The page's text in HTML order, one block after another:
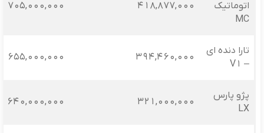
اتوماتیک
MC
418,877,000
705,000,000
تارا دنده ای
– V1
394,460,000
655,000,000
پژو پارس
LX
321,000,000
640,000,000